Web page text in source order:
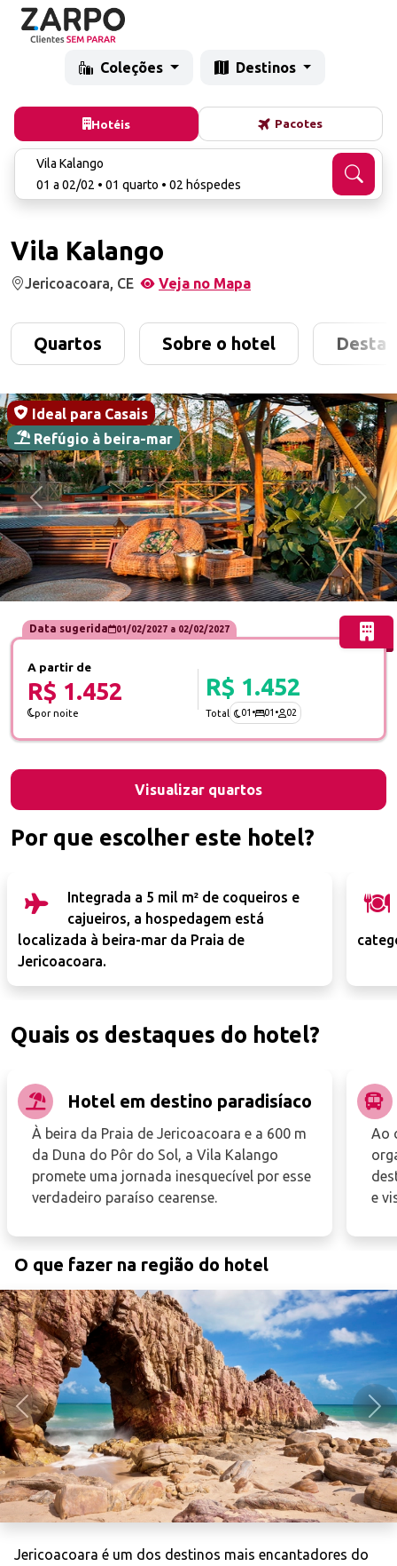
Coleções Destinos
Hotéis Pacotes
Vila Kalango
01 a 02/02 • 01 quarto • 02 hóspedes
Vila Kalango
Jericoacoara, CE Veja no Mapa
Quartos Sobre o hotel
Anterior
Ideal para Casais
Refúgio à beira-mar
Por que escolher este hotel?
Integrada a 5 mil m² de coqueiros e
cajueiros, a hospedagem está
localizada à beira-mar da Praia de
Jericoacoara.
Data sugerida 01/02/2027a 02/02/2027
A partir de
R$ 1.452
por noite
R$ 1.452
Total 01 • 01 • 02
Visualizar quartos
Quais os destaques do hotel?
Hotel em destino paradisíaco
À beira da Praia de Jericoacoara e a 600 m
da Duna do Pôr do Sol, a Vila Kalango
promete uma jornada inesquecível por esse
verdadeiro paraíso cearense.
Ao
e
O que fazer na região do hotel
Anterior
Jericoacoara é um dos destinos mais encantadores do